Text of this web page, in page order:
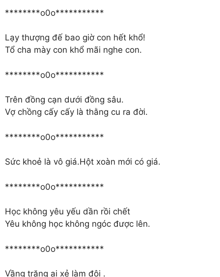
********o0o***********
Lạy thượng đế bao giờ con hết khổ!
Tổ cha mày con khổ mãi nghe con.
********o0o***********
Trên đồng cạn dưới đồng sâu.
Vợ chồng cấy cấy là thằng cu ra đời.
********o0o***********
Sức khoẻ là vô giá.Hột xoàn mới có giá.
********o0o***********
Học không yêu yếu dần rồi chết
Yêu không học không ngóc được lên.
********o0o***********
Vầng trăng ai xẻ làm đôi .